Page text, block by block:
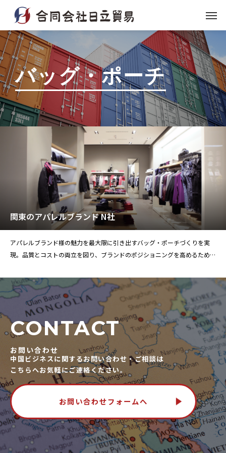
バッグ・ポーチ
関東のアパレルブランド N社
アパレルブランド様の魅力を最大限に引き出すバッグ・ポーチづくりを実
現。品質とコストの両立を図り、ブランドのポジショニングを高めるための
CONTACT
お問い合わせ
中国ビジネスに関するお問い合わせ・ご相談は
こちらへお気軽にご連絡ください。
お問い合わせフォームへ